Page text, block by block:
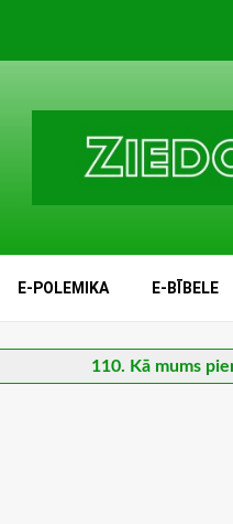
E-POLEMIKA E-BĪBELE
110. Kā mums